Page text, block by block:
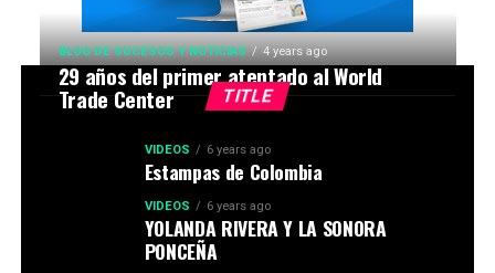
TITLE
BLOG DE SUCESOS Y NOTICIAS 4 years ago
29 años del primer atentado al World
Trade Center
VIDEOS 6 years ago
Estampas de Colombia
VIDEOS 6 years ago
YOLANDA RIVERA Y LA SONORA
PONCEÑA